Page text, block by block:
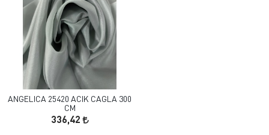
ANGELICA 25420 ACIK CAGLA 300
CM
336,42